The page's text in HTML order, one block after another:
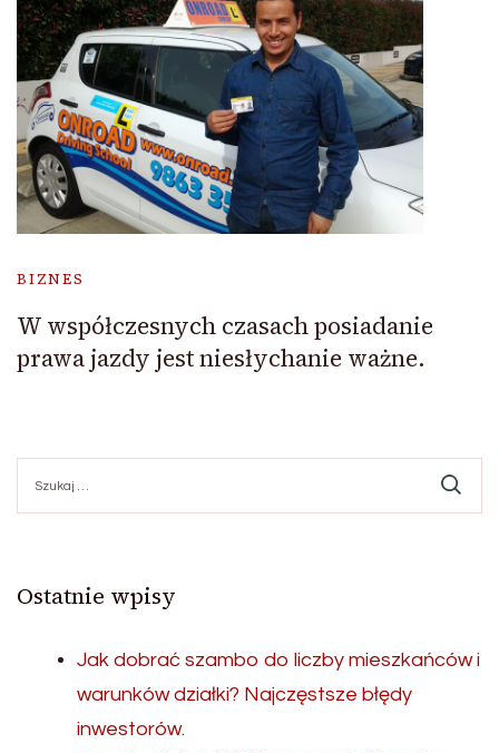
BIZNES
W współczesnych czasach posiadanie
prawa jazdy jest niesłychanie ważne.
Ostatnie wpisy
Jak dobrać szambo do liczby mieszkańców i
warunków działki? Najczęstsze błędy
inwestorów.